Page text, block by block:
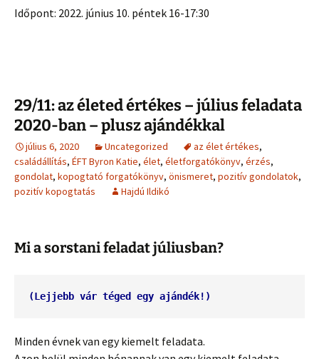
Időpont: 2022. június 10. péntek 16-17:30
29/11: az életed értékes – július feladata
2020-ban – plusz ajándékkal
július 6, 2020 Uncategorized az élet értékes,
családállítás, ÉFT Byron Katie, élet, életforgatókönyv, érzés,
gondolat, kopogtató forgatókönyv, önismeret, pozitív gondolatok,
pozitív kopogtatás
Hajdú Ildikó
Mi a sorstani feladat júliusban?
(Lejjebb vár téged egy ajándék!)
Minden évnek van egy kiemelt feladata.